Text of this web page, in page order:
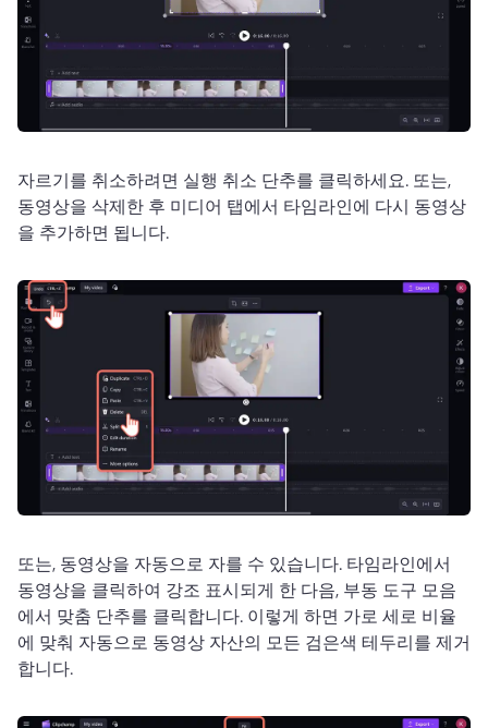
자르기를 취소하려면 실행 취소 단추를 클릭하세요. 또는,
동영상을 삭제한 후 미디어 탭에서 타임라인에 다시 동영상
을 추가하면 됩니다.
또는, 동영상을 자동으로 자를 수 있습니다. 타임라인에서
동영상을 클릭하여 강조 표시되게 한 다음, 부동 도구 모음
에서 맞춤 단추를 클릭합니다. 이렇게 하면 가로 세로 비율
에 맞춰 자동으로 동영상 자산의 모든 검은색 테두리를 제거
합니다.